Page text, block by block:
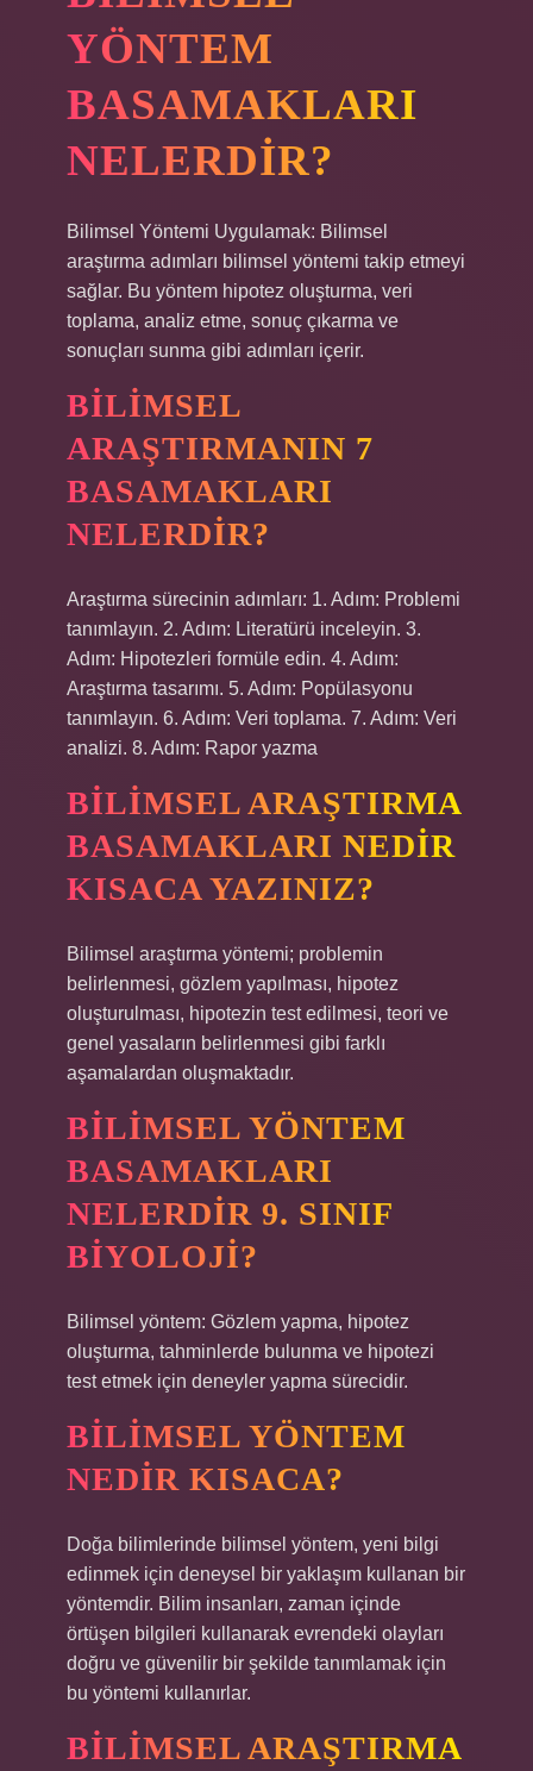
YÖNTEM
BASAMAKLARI
NELERDIR?
Bilimsel Yöntemi Uygulamak: Bilimsel
araştırma adımları bilimsel yöntemi takip etmeyi
sağlar. Bu yöntem hipotez oluşturma, veri
toplama, analiz etme, sonuç çıkarma ve
sonuçları sunma gibi adımları içerir.
BILIMSEL
ARAŞTIRMANIN 7
BASAMAKLARI
NELERDIR?
Araştırma sürecinin adımları: 1. Adım: Problemi
tanımlayın. 2. Adım: Literatürü inceleyin. 3.
Adım: Hipotezleri formüle edin. 4. Adım:
Araştırma tasarımı. 5. Adım: Popülasyonu
tanımlayın. 6. Adım: Veri toplama. 7. Adım: Veri
analizi. 8. Adım: Rapor yazma
BILIMSEL ARAŞTIRMA
BASAMAKLARI NEDIR
KISACA YAZINIZ?
Bilimsel araştırma yöntemi; problemin
belirlenmesi, gözlem yapılması, hipotez
oluşturulması, hipotezin test edilmesi, teori ve
genel yasaların belirlenmesi gibi farklı
aşamalardan oluşmaktadır.
BILIMSEL YÖNTEM
BASAMAKLARI
NELERDIR 9. SINIF
BIYOLOJI?
Bilimsel yöntem: Gözlem yapma, hipotez
oluşturma, tahminlerde bulunma ve hipotezi
test etmek için deneyler yapma sürecidir.
BILIMSEL YÖNTEM
NEDIR KISACA?
Doğa bilimlerinde bilimsel yöntem, yeni bilgi
edinmek için deneysel bir yaklaşım kullanan bir
yöntemdir. Bilim insanları, zaman içinde
örtüşen bilgileri kullanarak evrendeki olayları
doğru ve güvenilir bir şekilde tanımlamak için
bu yöntemi kullanırlar.
BILIMSEL ARAŞTIRMA